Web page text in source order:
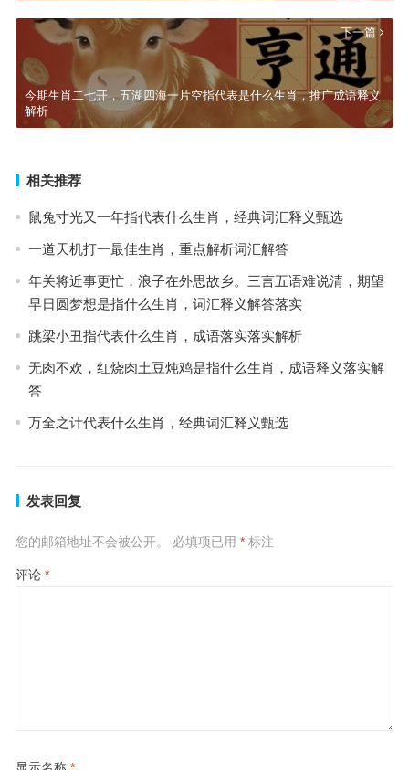
下一篇
今期生肖二七开，五湖四海一片空指代表是什么生肖，推广成语释义
解析
相关推荐
鼠兔寸光又一年指代表什么生肖，经典词汇释义甄选
一道天机打一最佳生肖，重点解析词汇解答
年关将近事更忙，浪子在外思故乡。三言五语难说清，期望
早日圆梦想是指什么生肖，词汇释义解答落实
跳梁小丑指代表什么生肖，成语落实落实解析
无肉不欢，红烧肉土豆炖鸡是指什么生肖，成语释义落实解
答
万全之计代表什么生肖，经典词汇释义甄选
发表回复
您的邮箱地址不会被公开。 必填项已用 *标注
评论 *